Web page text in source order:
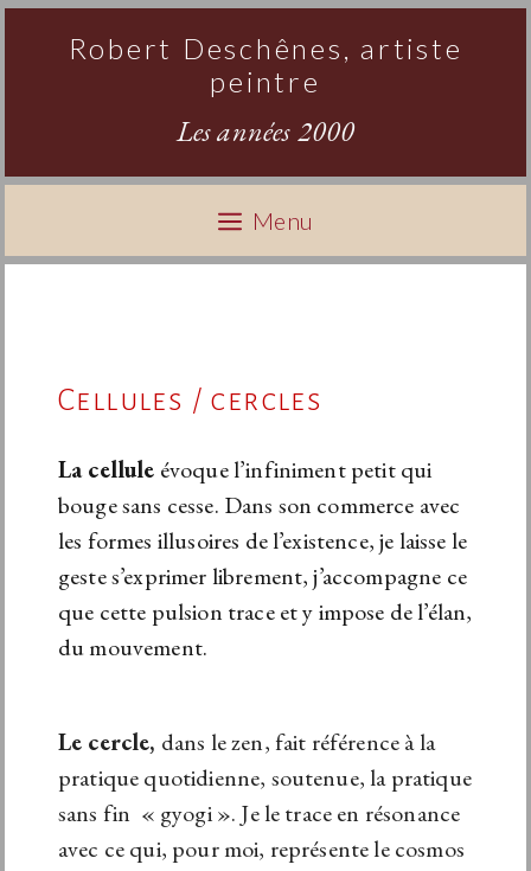
Robert Deschênes, artiste
peintre
Les années 2000
Menu
Cellules / cercles
La cellule évoque l’infiniment petit qui
bouge sans cesse. Dans son commerce avec
les formes illusoires de l’existence, je laisse le
geste s’exprimer librement, j’accompagne ce
que cette pulsion trace et y impose de l’élan,
du mouvement.
Le cercle, dans le zen, fait référence à la
pratique quotidienne, soutenue, la pratique
sans fin « gyogi ». Je le trace en résonance
avec ce qui, pour moi, représente le cosmos